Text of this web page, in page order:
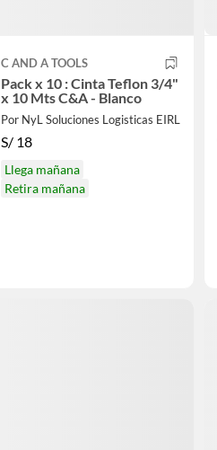
C AND A TOOLS
Pack x 10 : Cinta Teflon 3/4"
x 10 Mts C&A - Blanco
Por NyL Soluciones Logisticas EIRL
S/ 18
Llega mañana
Retira mañana